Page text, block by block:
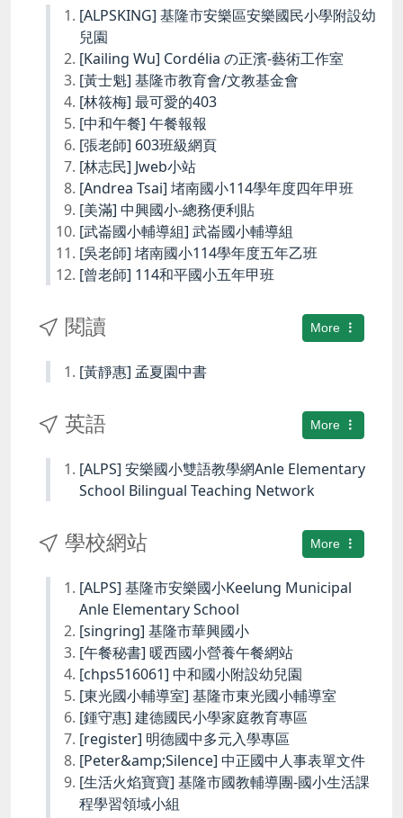
[ALPSKING] 基隆市安樂區安樂國民小學附設幼
兒園
[Kailing Wu] Cordélia の正濱-藝術工作室
[黃士魁] 基隆市教育會/文教基金會
[林筱梅] 最可愛的403
[中和午餐] 午餐報報
[張老師] 603班級網頁
[林志民] Jweb小站
[Andrea Tsai] 堵南國小114學年度四年甲班
[美滿] 中興國小-總務便利貼
[武崙國小輔導組] 武崙國小輔導組
[吳老師] 堵南國小114學年度五年乙班
[曾老師] 114和平國小五年甲班
More
閱讀
[黃靜惠] 孟夏園中書
More
英語
[ALPS] 安樂國小雙語教學網Anle Elementary
School Bilingual Teaching Network
More
學校網站
[ALPS] 基隆市安樂國小Keelung Municipal
Anle Elementary School
[singring] 基隆市華興國小
[午餐秘書] 暖西國小營養午餐網站
[chps516061] 中和國小附設幼兒園
[東光國小輔導室] 基隆市東光國小輔導室
[鍾守惠] 建德國民小學家庭教育專區
[register] 明德國中多元入學專區
[Peter&amp;Silence] 中正國中人事表單文件
[生活火焰寶寶] 基隆市國教輔導團-國小生活課
程學習領域小組